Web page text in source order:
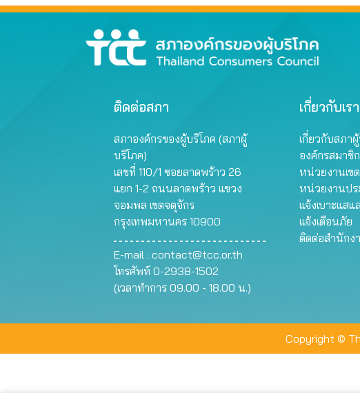
ติดต่อสภา
สภาองค์กรของผู้บริโภค (สภาผู้
บริโภค)
เลขที่ 110/1 ซอยลาดพร้าว 26
แยก 1-2 ถนนลาดพร้าว แขวง
จอมพล เขตจตุจักร
กรุงเทพมหานคร 10900
E-mail : contact@tcc.or.th
โทรศัพท์ 0-2938-1502
(เวลาทำการ 09.00 - 18.00 น.)
เกี่ยวกับเรา
เกี่ยวกับสภา
องค์กรสมาชิก
หน่วยงานเข
หน่วยงานปร
แจ้งเบาะแสแ
แจ้งเตือนภัย
ติดต่อสำนักง
Copyright ©